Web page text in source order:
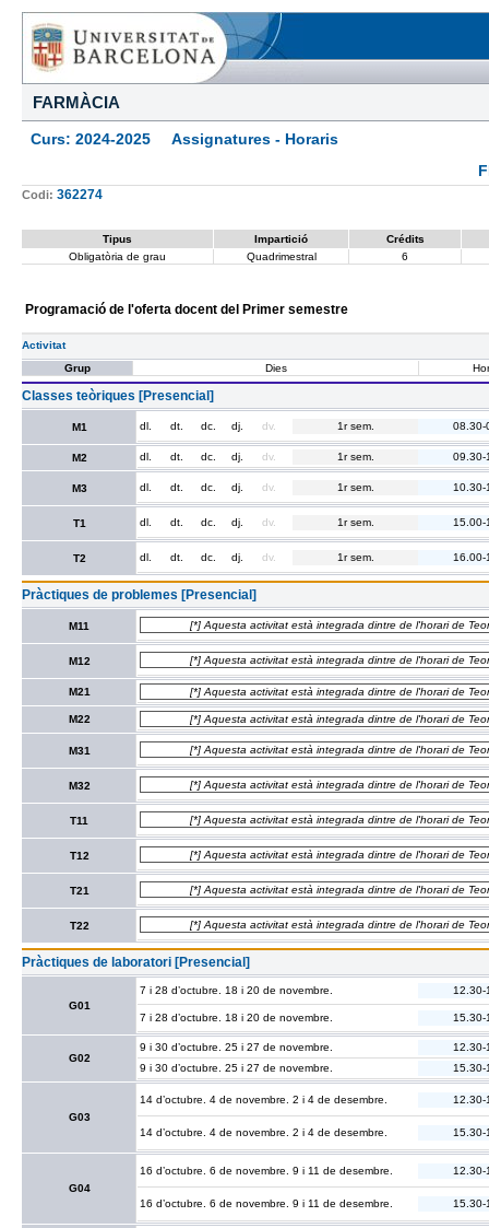
FARMÀCIA
Curs: 2024-2025 Assignatures - Horaris
Codi: 362274
Tipus Impartició
Crédits
Obligatòria de grau
Quadrimestral 6
Programació de l'oferta docent del Primer semestre
Activitat
Grup
Dies
Classes teòriques [Presencial]
M1 dl. dt. dc. dj. dv. 1r sem. 08.30-
M2 dl. dt. dc. dj. dv. 1r sem. 09.30-
M3 dl. dt. dc. dj. dv. 1r sem. 10.30-
T1 dl. dt. dc. dj. dv. 1r sem. 15.00-
T2 dl. dt. dc. dj. dv. 1r sem. 16.00-
Pràctiques de problemes [Presencial]
M11 [*] Aquesta activitat està integrada dintre de l'horari de
M12 [*] Aquesta activitat està integrada dintre de l'horari de
M21 [*] Aquesta activitat està integrada dintre de l'horari de
M22 [*] Aquesta activitat està integrada dintre de l'horari de
M31 [*] Aquesta activitat està integrada dintre de l'horari de
M32 [*] Aquesta activitat està integrada dintre de l'horari de
T11 [*] Aquesta activitat està integrada dintre de l'horari de
T12 [*] Aquesta activitat està integrada dintre de l'horari de
T21 [*] Aquesta activitat està integrada dintre de l'horari de
T22 [*] Aquesta activitat està integrada dintre de l'horari de
Pràctiques de laboratori [Presencial]
G01
7 i 28 d’octubre. 18 i 20 de novembre. 12.30-
7 i 28 d’octubre. 18 i 20 de novembre. 15.30-
G02
9 i 30 d’octubre. 25 i 27 de novembre.
12.30-
9 i 30 d’octubre. 25 i 27 de novembre.
15.30-
G03
14 d’octubre. 4 de novembre. 2 i 4 de desembre. 12.30-
14 d’octubre. 4 de novembre. 2 i 4 de desembre. 15.30-
G04
16 d’octubre. 6 de novembre. 9 i 11 de desembre. 12.30-
16 d’octubre. 6 de novembre. 9 i 11 de desembre. 15.30-